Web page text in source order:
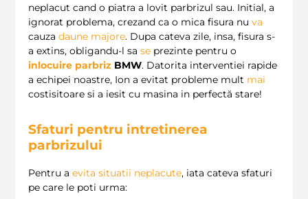
neplacut cand o piatra a lovit parbrizul sau. Initial, a
ignorat problema, crezand ca o mica fisura nu va
cauza daune majore. Dupa cateva zile, insa, fisura s-
a extins, obligandu-l sa se prezinte pentru o
inlocuire parbriz BMW. Datorita interventiei rapide
a echipei noastre, Ion a evitat probleme mult mai
costisitoare si a iesit cu masina in perfectă stare!
Sfaturi pentru intretinerea
parbrizului
Pentru a evita situatii neplacute, iata cateva sfaturi
pe care le poti urma: